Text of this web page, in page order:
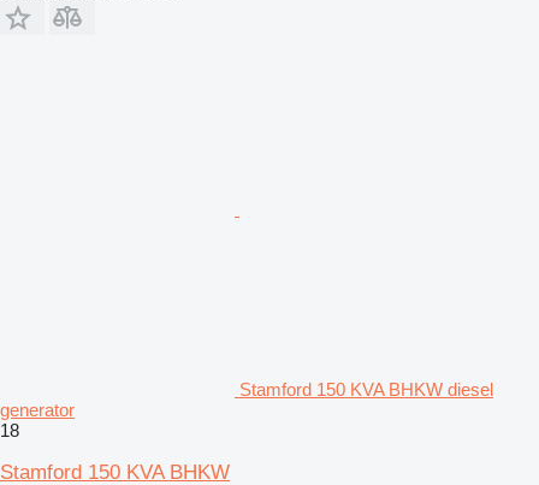
Stamford 150 KVA BHKW diesel
generator
18
Stamford 150 KVA BHKW